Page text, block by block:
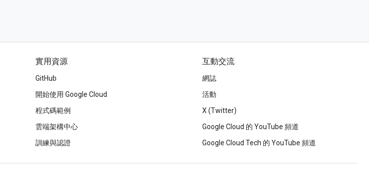
實用資源
GitHub
開始使用 Google Cloud
程式碼範例
雲端架構中心
訓練與認證
互動交流
網誌
活動
X (Twitter)
Google Cloud 的 YouTube 頻道
Google Cloud Tech 的 YouTube 頻道